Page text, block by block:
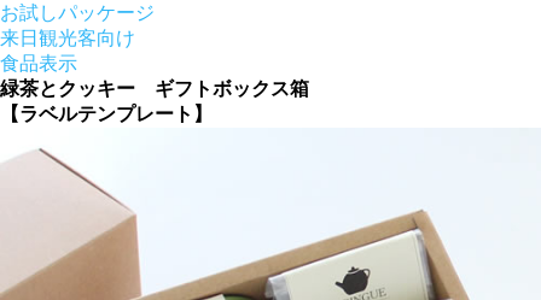
お試しパッケージ
来日観光客向け
食品表示
緑茶とクッキー ギフトボックス箱
【ラベルテンプレート】